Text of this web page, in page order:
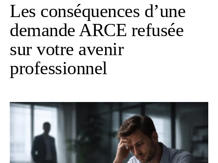
Les conséquences d’une
demande ARCE refusée
sur votre avenir
professionnel